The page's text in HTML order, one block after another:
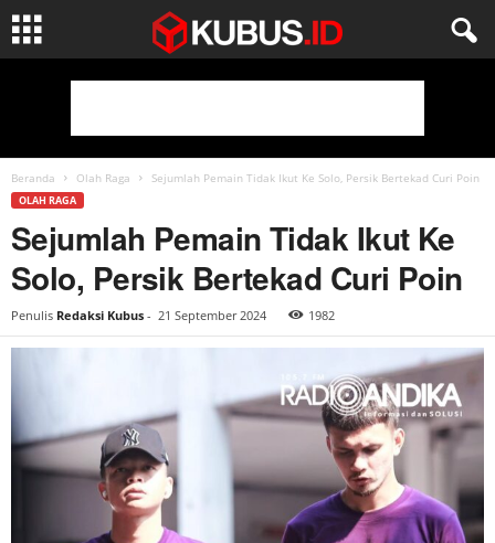
Beranda Olah Raga Sejumlah Pemain Tidak Ikut Ke Solo, Persik Bertekad Curi Poin
OLAH RAGA
Sejumlah Pemain Tidak Ikut Ke
Solo, Persik Bertekad Curi Poin
Penulis Redaksi Kubus - 21 September 2024 1982